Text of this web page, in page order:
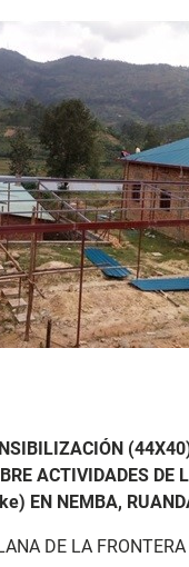
ACTIVIDADES DE
EN NEMBA,
DE LA FRONTERA